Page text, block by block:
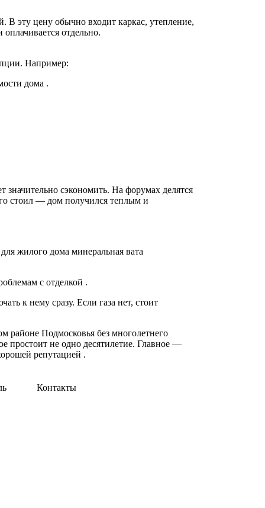
В эту цену обычно входит каркас, утепление,
отдельно.
Например:
дома .
сэкономить. На форумах делятся
стоил — дом получился теплым и
жилого дома минеральная вата
с отделкой .
к нему сразу. Если газа нет, стоит
районе Подмосковья без многолетнего
простоит не одно десятилетие. Главное —
репутацией .
Контакты